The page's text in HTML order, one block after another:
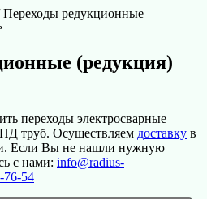
Переходы редукционные
(редукция)
переходы электросварные
труб. Осуществляем доставку в
Если Вы не нашли нужную
с нами: info@radius-
76-54